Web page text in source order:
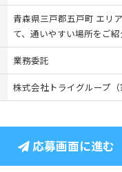
青森県三戸郡五戸町 エリ
て、通いやすい場所をご紹
業務委託
株式会社トライグループ（
応募画面に進む